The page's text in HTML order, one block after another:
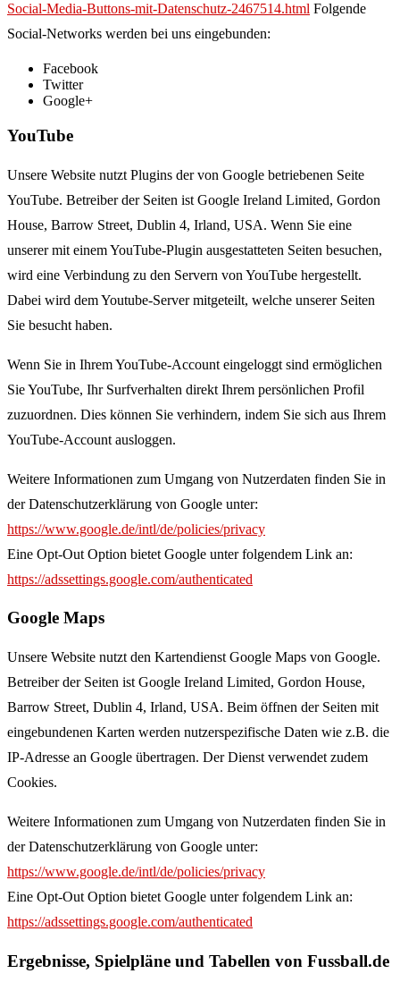
Social-Media-Buttons-mit-Datenschutz-2467514.html Folgende
Social-Networks werden bei uns eingebunden:
Facebook
Twitter
Google+
YouTube
Unsere Website nutzt Plugins der von Google betriebenen Seite
YouTube. Betreiber der Seiten ist Google Ireland Limited, Gordon
House, Barrow Street, Dublin 4, Irland, USA. Wenn Sie eine
unserer mit einem YouTube-Plugin ausgestatteten Seiten besuchen,
wird eine Verbindung zu den Servern von YouTube hergestellt.
Dabei wird dem Youtube-Server mitgeteilt, welche unserer Seiten
Sie besucht haben.
Wenn Sie in Ihrem YouTube-Account eingeloggt sind ermöglichen
Sie YouTube, Ihr Surfverhalten direkt Ihrem persönlichen Profil
zuzuordnen. Dies können Sie verhindern, indem Sie sich aus Ihrem
YouTube-Account ausloggen.
Weitere Informationen zum Umgang von Nutzerdaten finden Sie in
der Datenschutzerklärung von Google unter:
https://www.google.de/intl/de/policies/privacy
Eine Opt-Out Option bietet Google unter folgendem Link an:
https://adssettings.google.com/authenticated
Google Maps
Unsere Website nutzt den Kartendienst Google Maps von Google.
Betreiber der Seiten ist Google Ireland Limited, Gordon House,
Barrow Street, Dublin 4, Irland, USA. Beim öffnen der Seiten mit
eingebundenen Karten werden nutzerspezifische Daten wie z.B. die
IP-Adresse an Google übertragen. Der Dienst verwendet zudem
Cookies.
Weitere Informationen zum Umgang von Nutzerdaten finden Sie in
der Datenschutzerklärung von Google unter:
https://www.google.de/intl/de/policies/privacy
Eine Opt-Out Option bietet Google unter folgendem Link an:
https://adssettings.google.com/authenticated
Ergebnisse, Spielpläne und Tabellen von Fussball.de